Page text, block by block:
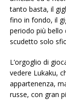
tanto basta, il
fino in fondo, il
periodo più bello
scudetto solo
L’orgoglio di
vedere Lukaku,
appartenenza,
russe, con gran